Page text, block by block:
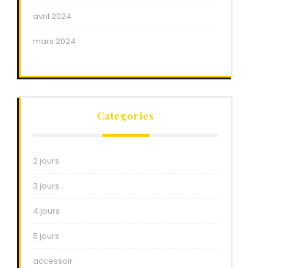
avril 2024
mars 2024
Categories
2 jours
3 jours
4 jours
5 jours
accessoir